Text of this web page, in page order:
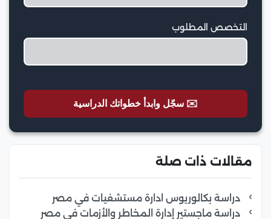
التخصص المطلوب
✉️ سجّل وابدأ خطواتك الدراسية
مقالات ذات صلة
دراسة بكالوريوس ادارة مستشفيات في مصر
دراسة ماجستير إدارة المخاطر والأزمات في مصر